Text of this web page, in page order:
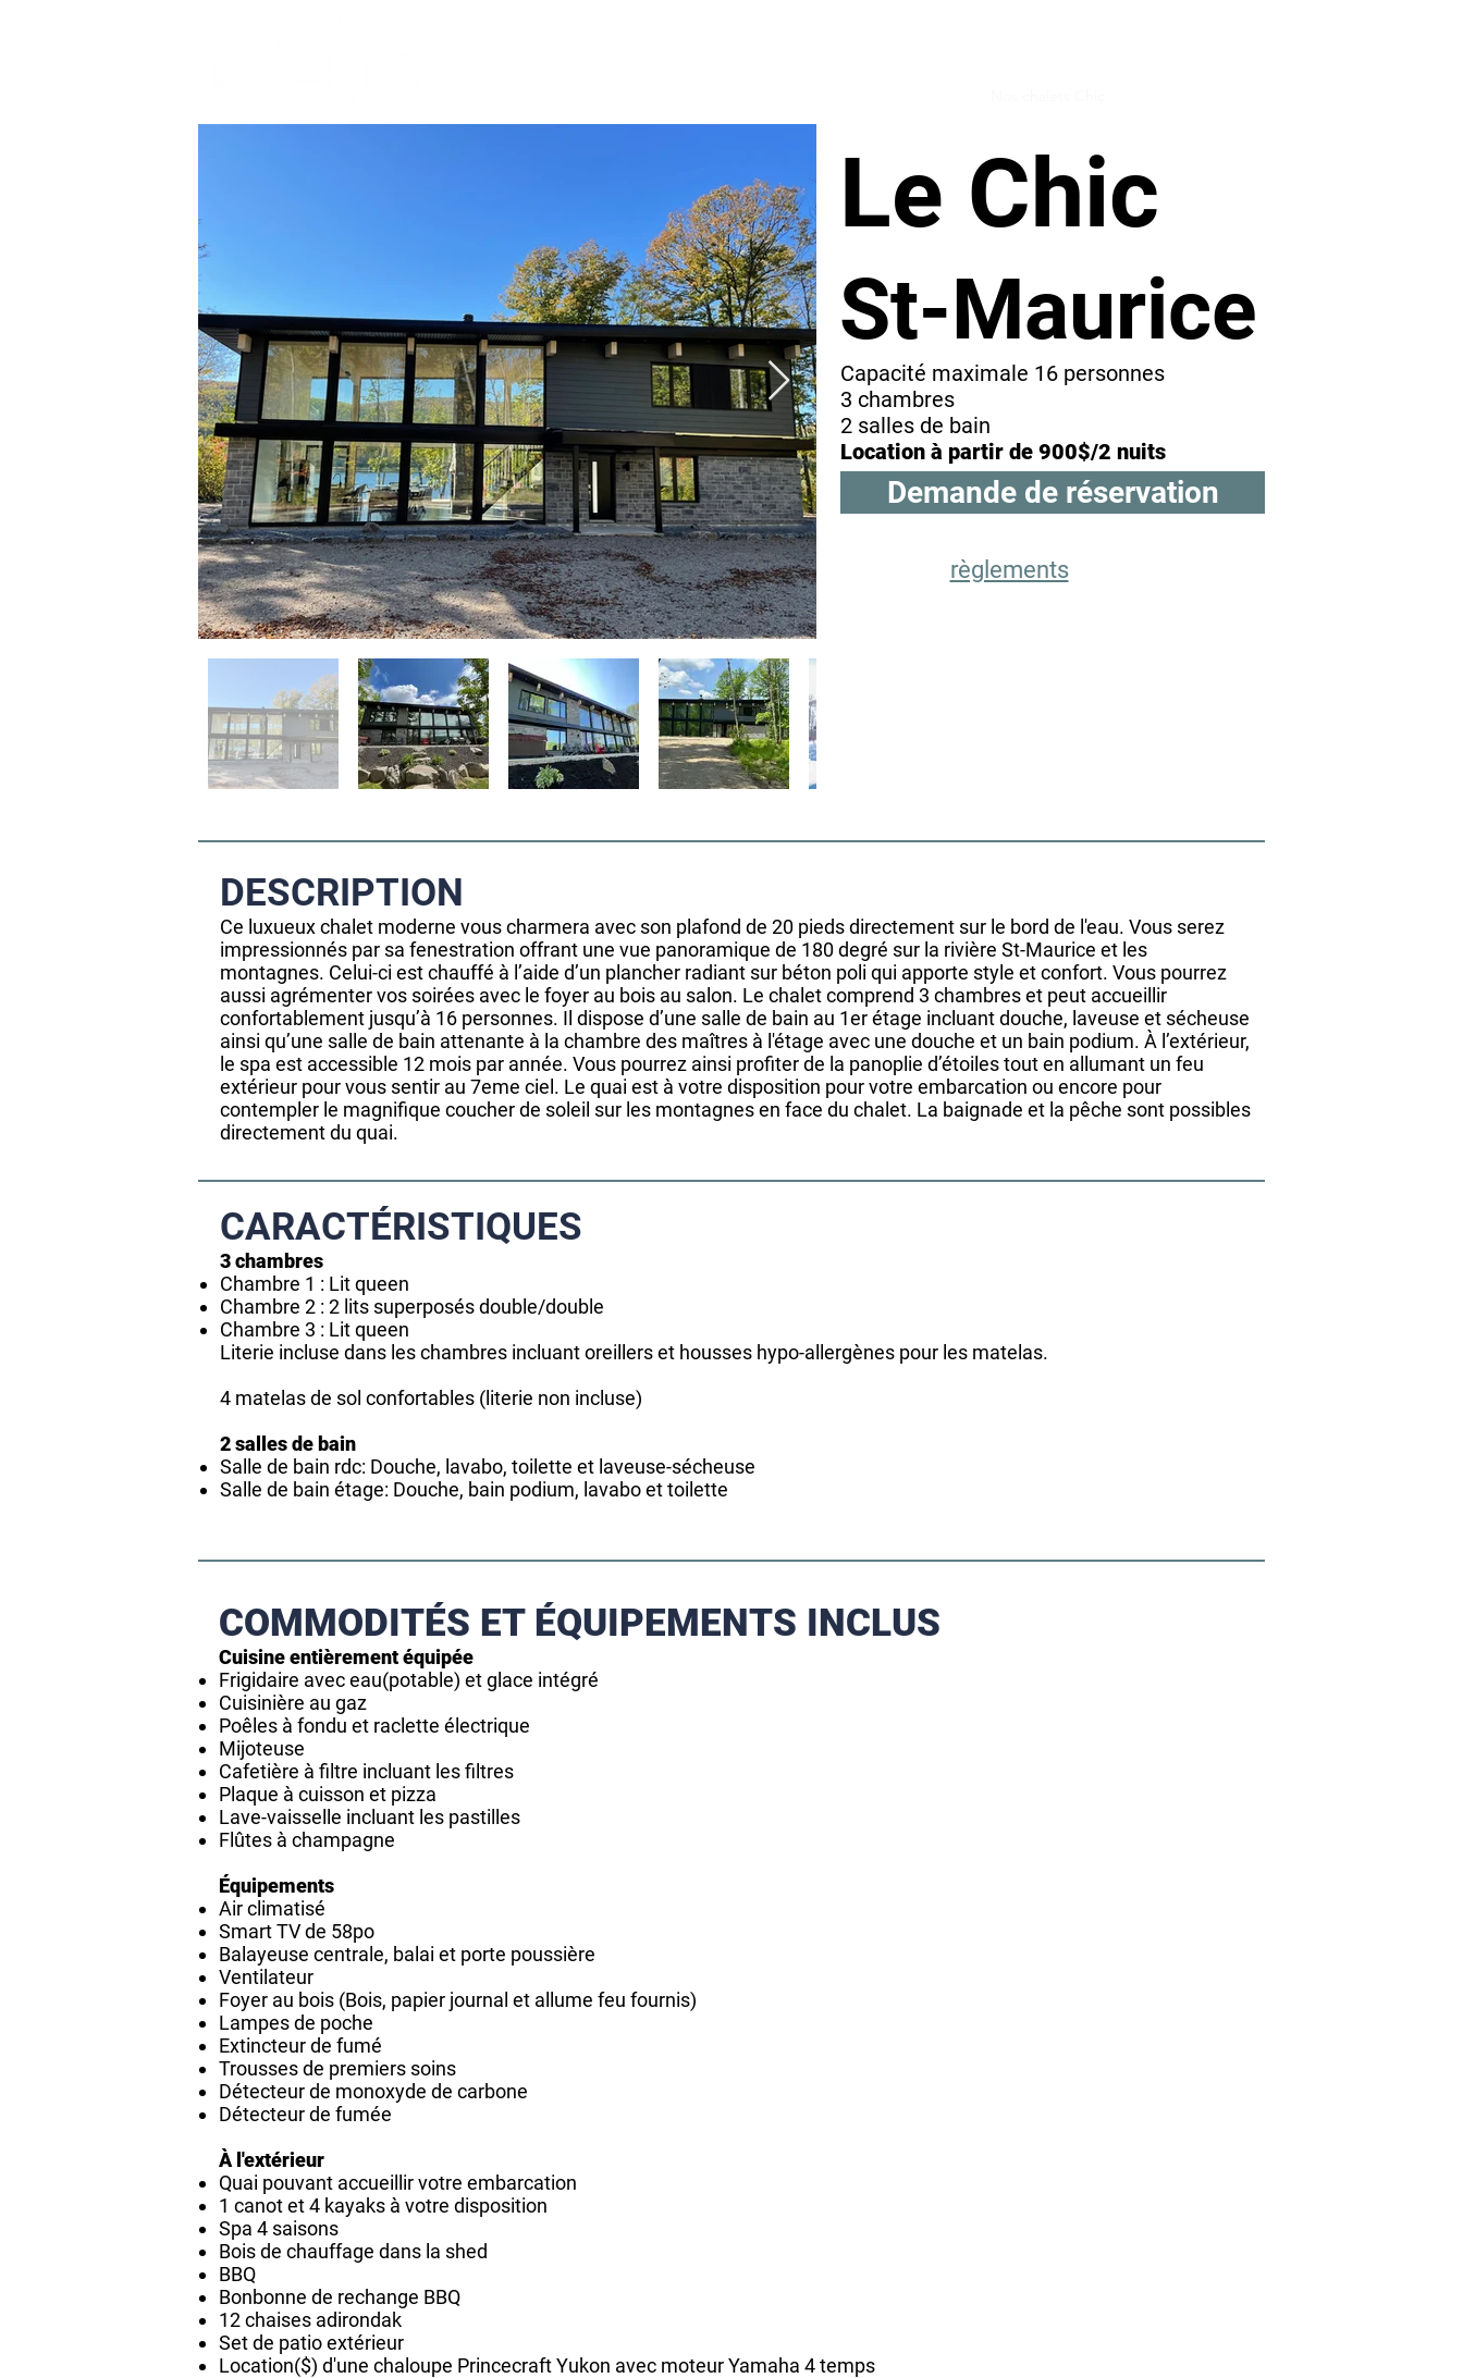
Le Chic
St-Maurice
Capacité maximale 16 personnes
3 chambres
2 salles de bain
Location à partir de 900$/2 nuits
Demande de réservation
règlements
DESCRIPTION
Ce luxueux chalet moderne vous charmera avec son plafond de 20 pieds directement sur le bord de l'eau. Vous serez
impressionnés par sa fenestration offrant une vue panoramique de 180 degré sur la rivière St-Maurice et les
montagnes. Celui-ci est chauffé à l’aide d’un plancher radiant sur béton poli qui apporte style et confort. Vous pourrez
aussi agrémenter vos soirées avec le foyer au bois au salon. Le chalet comprend 3 chambres et peut accueillir
confortablement jusqu’à 16 personnes. Il dispose d’une salle de bain au 1er étage incluant douche, laveuse et sécheuse
ainsi qu’une salle de bain attenante à la chambre des maîtres à l'étage avec une douche et un bain podium. À l’extérieur,
le spa est accessible 12 mois par année. Vous pourrez ainsi profiter de la panoplie d’étoiles tout en allumant un feu
extérieur pour vous sentir au 7eme ciel. Le quai est à votre disposition pour votre embarcation ou encore pour
contempler le magnifique coucher de soleil sur les montagnes en face du chalet. La baignade et la pêche sont possibles
directement du quai.
CARACTÉRISTIQUES
3 chambres
Chambre 1 : Lit queen
Chambre 2 : 2 lits superposés double/double
Chambre 3 : Lit queen
Literie incluse dans les chambres incluant oreillers et housses hypo-allergènes pour les matelas.
4 matelas de sol confortables (literie non incluse)
2 salles de bain
Salle de bain rdc: Douche, lavabo, toilette et laveuse-sécheuse
Salle de bain étage: Douche, bain podium, lavabo et toilette
COMMODITÉS ET ÉQUIPEMENTS INCLUS
Cuisine entièrement équipée
Frigidaire avec eau(potable) et glace intégré
Cuisinière au gaz
Poêles à fondu et raclette électrique
Mijoteuse
Cafetière à filtre incluant les filtres
Plaque à cuisson et pizza
Lave-vaisselle incluant les pastilles
Flûtes à champagne
Équipements
Air climatisé
Smart TV de 58po
Balayeuse centrale, balai et porte poussière
Ventilateur
Foyer au bois (Bois, papier journal et allume feu fournis)
Lampes de poche
Extincteur de fumé
Trousses de premiers soins
Détecteur de monoxyde de carbone
Détecteur de fumée
À l'extérieur
Quai pouvant accueillir votre embarcation
1 canot et 4 kayaks à votre disposition
Spa 4 saisons
Bois de chauffage dans la shed
BBQ
Bonbonne de rechange BBQ
12 chaises adirondak
Set de patio extérieur
Location($) d'une chaloupe Princecraft Yukon avec moteur Yamaha 4 temps